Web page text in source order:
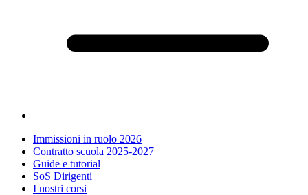
Immissioni in ruolo 2026
Contratto scuola 2025-2027
Guide e tutorial
SoS Dirigenti
I nostri corsi